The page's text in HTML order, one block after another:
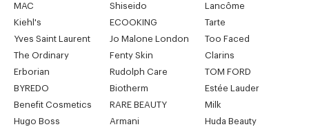
MAC
Shiseido
Lancôme
Kiehl's
ECOOKING
Tarte
Yves Saint Laurent
Jo Malone London
Too Faced
The Ordinary
Fenty Skin
Clarins
Erborian
Rudolph Care
TOM FORD
BYREDO
Biotherm
Estée Lauder
Benefit Cosmetics
RARE BEAUTY
Milk
Hugo Boss
Armani Huda Beauty